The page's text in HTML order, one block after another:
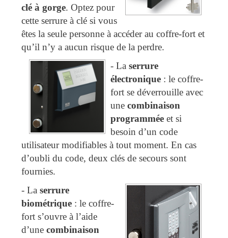
clé à gorge. Optez pour
cette serrure à clé si vous
êtes la seule personne à accéder au coffre-fort et
qu’il n’y a aucun risque de la perdre.
- La serrure
électronique : le coffre-
fort se déverrouille avec
une combinaison
programmée et si
besoin d’un code
utilisateur modifiables à tout moment. En cas
d’oubli du code, deux clés de secours sont
fournies.
- La serrure
biométrique : le coffre-
fort s’ouvre à l’aide
d’une combinaison